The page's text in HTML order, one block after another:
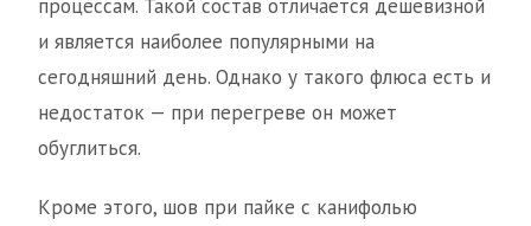
процессам. Такой состав отличается дешевизной
и является наиболее популярными на
сегодняшний день. Однако у такого флюса есть и
недостаток — при перегреве он может
обуглиться.
Кроме этого, шов при пайке с канифолью